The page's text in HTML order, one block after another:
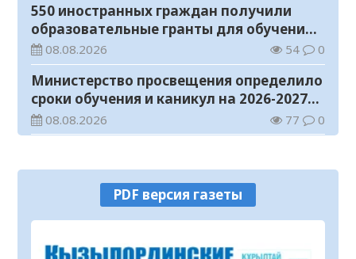
550 иностранных граждан получили
образовательные гранты для обучения в
Казахстане
08.08.2026 54 0
Министерство просвещения определило
сроки обучения и каникул на 2026-2027
учебный год
08.08.2026 77 0
08.08.2026 30 0
У граждан высокие ожидания от
выборов в Курултай – опрос
07.08.2026
PDF версия газеты